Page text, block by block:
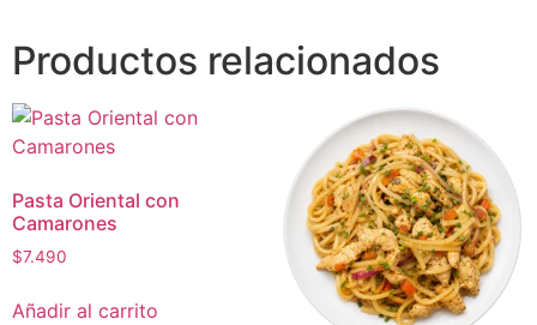
Productos relacionados
Pasta Oriental con
Camarones
$7.490
Añadir al carrito